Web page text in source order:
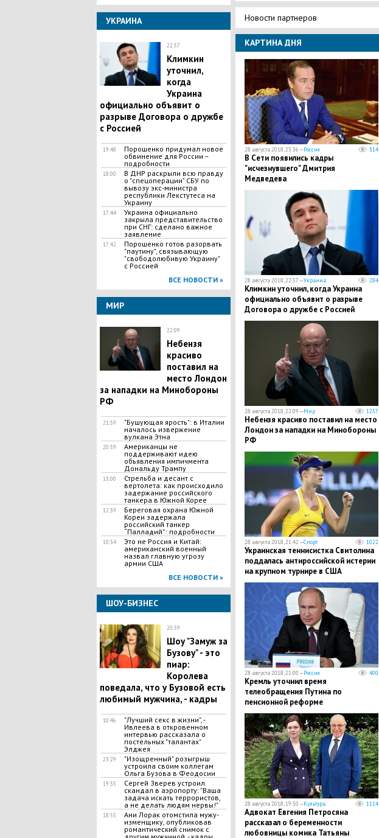
УКРАИНА
22:57
Климкин
уточнил,
когда
Украина
официально объявит о
разрыве Договора о дружбе
с Россией
19:48
Порошенко придумал новое
обвинение для России –
подробности
18:00
В ДНР раскрыли всю правду
о "спецоперации" СБУ по
вывозу экс-министра
республики Лекстутеса на
Украину
17:44
Украина официально
закрыла представительство
при СНГ: сделано важное
заявление
17:42
Порошенко готов разорвать
"паутину", связывающую
"свободолюбивую Украину"
с Россией
ВСЕ НОВОСТИ »
МИР
22:09
Небензя
красиво
поставил на
место Лондон
за нападки на Минобороны
РФ
21:59
"Бушующая ярость": в Италии
началось извержение
вулкана Этна
20:59
Американцы не
поддерживают идею
объявления импичмента
Дональду Трампу
13:00
Стрельба и десант с
вертолета: как происходило
задержание российского
танкера в Южной Корее
12:39
Береговая охрана Южной
Кореи задержала
российский танкер
“Палладий”: подробности
10:34
Это не Россия и Китай:
американский военный
назвал главную угрозу
армии США
ВСЕ НОВОСТИ »
ШОУ-БИЗНЕС
20:59
​Шоу "Замуж за
Бузову" - это
пиар:
Королева
поведала, что у Бузовой есть
любимый мужчина, - кадры
10:46
"Лучший секс в жизни", -
Ивлеева в откровенном
интервью рассказала о
постельных "талантах"
Элджея
23:29
​"Изощренный" розыгрыш
устроила своим коллегам
Ольга Бузова в Феодосии
19:35
​Сергей Зверев устроил
скандал в аэропорту: "Ваша
задача искать террористов,
а не делать людям нервы!"
18:55
​Ани Лорак отомстила мужу-
изменщику, опубликовав
романтический снимок с
Новости партнеров
КАРТИНА ДНЯ
28 августа 2018, 23:36 —Россия 314
В Сети появились кадры
"исчезнувшего" Дмитрия
Медведева
28 августа 2018, 22:57 —Украина 284
Климкин уточнил, когда Украина
официально объявит о разрыве
Договора о дружбе с Россией
28 августа 2018, 22:09 —Мир 1257
Небензя красиво поставил на место
Лондон за нападки на Минобороны
РФ
28 августа 2018, 21:42 —Спорт 1022
Украинская теннисистка Свитолина
поддалась антироссийской истерии
на крупном турнире в США
28 августа 2018, 21:00 —Россия 400
Кремль уточнил время
телеобращения Путина по
пенсионной реформе
28 августа 2018, 19:50 —Культура 1114
Адвокат Евгения Петросяна
рассказал о беременности
любовницы комика Татьяны